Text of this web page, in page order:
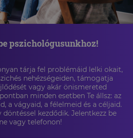
pszichológusunkhoz!
tárja fel problémáid lelki okait,
nehézségeiden, támogatja
vagy akár önismereted
minden esetben Te állsz: az
a vágyaid, a félelmeid és a céljaid.
kezdődik. Jelentkezz be
vagy telefonon!